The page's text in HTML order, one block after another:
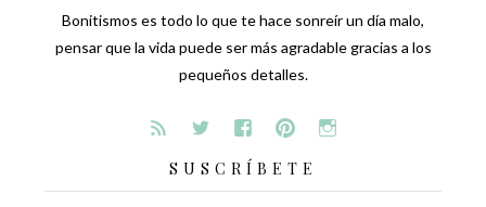
Bonitismos es todo lo que te hace sonreír un día malo,
pensar que la vida puede ser más agradable gracias a los
pequeños detalles.
SUSCRÍBETE